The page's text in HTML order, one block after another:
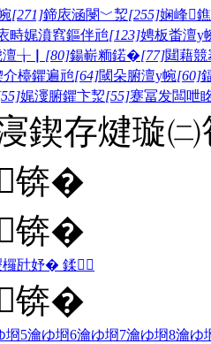
[271]鍗庡涵閿﹀洯[255]娴峰
畤娓濆窞鏂伴兘[123]娉板畨澶у
澶╁▏ [80]鍚嶄粫鍩�[77]閮藉
檯鑺遍兘[64]閾朵腑澶у帵[60]
娓濅腑鑺卞洯[55]蹇冨发闆呭
鍥存煡璇
锛�
锛�
欏瓧妤� 鍒
锛�
埛5瀹ゆ埛6瀹ゆ埛7瀹ゆ埛8瀹ゆ